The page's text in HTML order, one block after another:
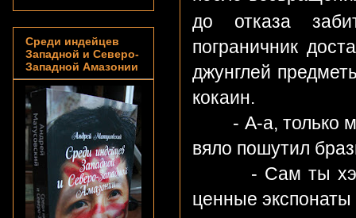
до отказа
пограничник
джунглей
кокаин.
- А-а, только
вяло пошутил
- Сам ты
ценные экспонаты
Среди индейцев
Западной и Северо-
Западной Амазонии